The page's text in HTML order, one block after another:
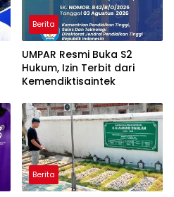
Berita
UMPAR Resmi Buka S2
Hukum, Izin Terbit dari
Kemendiktisaintek
Berita